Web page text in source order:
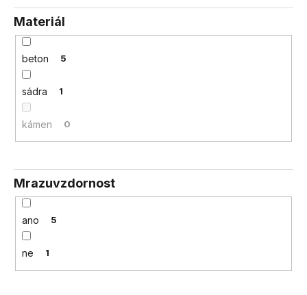
Materiál
beton 5
sádra 1
kámen 0
Mrazuvzdornost
ano 5
ne 1